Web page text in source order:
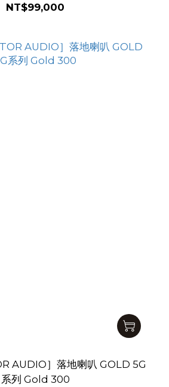
NT$99,000
AUDIO］落地喇叭 GOLD 5G
系列 Gold 300